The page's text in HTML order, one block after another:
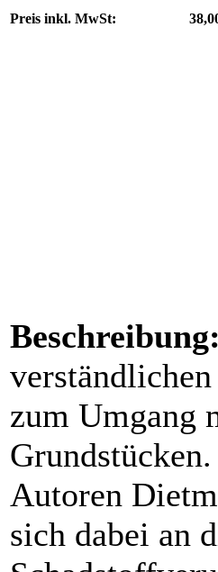
Preis inkl. MwSt:
Beschreibung:
zum Umgang
Autoren
sich dabei an